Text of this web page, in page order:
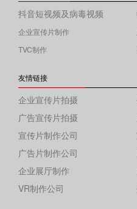
抖音短视频及病毒视频
企业宣传片制作
TVC制作
友情链接
企业宣传片拍摄
广告宣传片拍摄
宣传片制作公司
广告片制作公司
企业展厅制作
VR制作公司